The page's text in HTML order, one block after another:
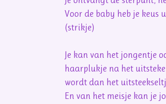
Voor de baby heb je
(strikje)
Je kan van het jongentje
haarplukje na het
wordt dan het
En van het meisje kan je